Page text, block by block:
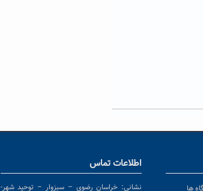
اطلاعات تماس
نشانی: خراسان رضوی – سبزوار – توحید شهر-